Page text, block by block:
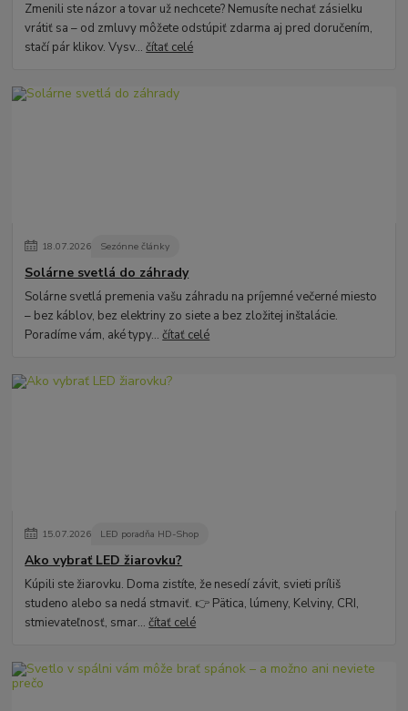
Zmenili ste názor a tovar už nechcete? Nemusíte nechať zásielku
vrátiť sa – od zmluvy môžete odstúpiť zdarma aj pred doručením,
stačí pár klikov. Vysv...čítať celé
18.07.2026 Sezónne články
Solárne svetlá do záhrady
Solárne svetlá premenia vašu záhradu na príjemné večerné miesto
– bez káblov, bez elektriny zo siete a bez zložitej inštalácie.
Poradíme vám, aké typy...čítať celé
15.07.2026 LED poradňa HD-Shop
Ako vybrať LED žiarovku?
Kúpili ste žiarovku. Doma zistíte, že nesedí závit, svieti príliš
studeno alebo sa nedá stmaviť. 👉 Pätica, lúmeny, Kelviny, CRI,
stmievateľnosť, smar...čítať celé